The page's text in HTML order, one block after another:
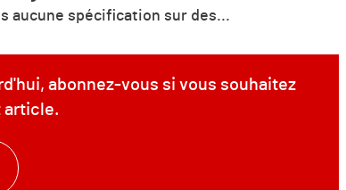
aucune spécification sur des...
abonnez-vous si vous souhaitez
article.